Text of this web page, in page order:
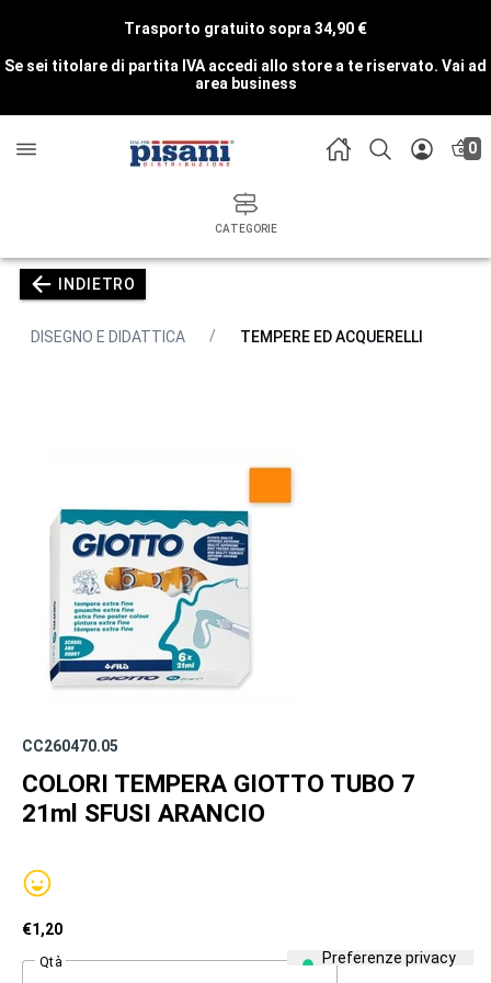
Trasporto gratuito sopra 34,90 €
Se sei titolare di partita IVA accedi allo store a te riservato. Vai ad
area business
0
CATEGORIE
INDIETRO
DISEGNO E DIDATTICA TEMPERE ED ACQUERELLI
CC260470.05
COLORI TEMPERA GIOTTO TUBO 7
21ml SFUSI ARANCIO
€1,20
Qtà